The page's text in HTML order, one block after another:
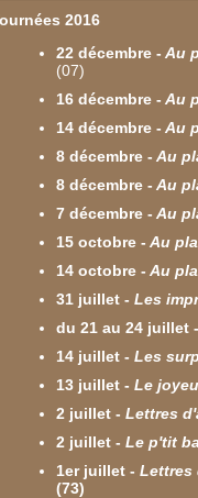
2016
22 décembre - Au
(07)
16 décembre - Au
14 décembre - Au
8 décembre - Au
8 décembre - Au
7 décembre - Au
15 octobre - Au
14 octobre - Au
31 juillet - Les
du 21 au 24 juillet -
14 juillet - Les
13 juillet - Le
2 juillet - Lettres
2 juillet - Le p'tit
1er juillet - Lettres
(73)